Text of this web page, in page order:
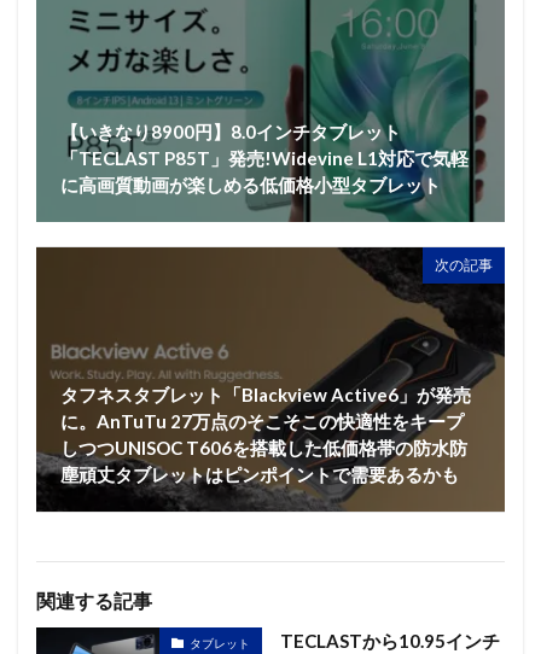
【いきなり8900円】8.0インチタブレット
「TECLAST P85T」発売!Widevine L1対応で気軽
に高画質動画が楽しめる低価格小型タブレット
次の記事
タフネスタブレット「Blackview Active6」が発売
に。AnTuTu 27万点のそこそこの快適性をキープ
しつつUNISOC T606を搭載した低価格帯の防水防
塵頑丈タブレットはピンポイントで需要あるかも
関連する記事
タブレット
TECLASTから10.95インチ